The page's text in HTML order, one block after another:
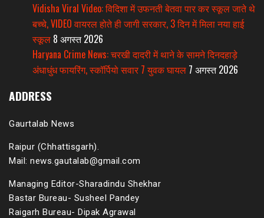
Vidisha Viral Video: विदिशा में उफनती बेतवा पार कर स्कूल जाते थे
बच्चे, VIDEO वायरल होते ही जागी सरकार, 3 दिन में मिला नया हाई
स्कूल 8 अगस्त 2026
Haryana Crime News: चरखी दादरी में थाने के सामने दिनदहाड़े
अंधाधुंध फायरिंग, स्कॉर्पियो सवार 7 युवक घायल 7 अगस्त 2026
ADDRESS
Gaurtalab News
Raipur (Chhattisgarh).
Mail: news.gautalab@gmail.com
Managing Editor-Sharadindu Shekhar
Bastar Bureau- Susheel Pandey
Raigarh Bureau- Dipak Agrawal